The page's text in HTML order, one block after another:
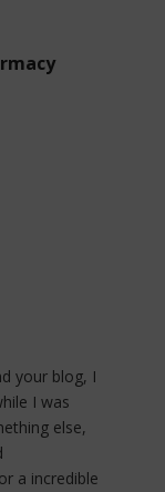
your blog, I
I was
else,
a incredible